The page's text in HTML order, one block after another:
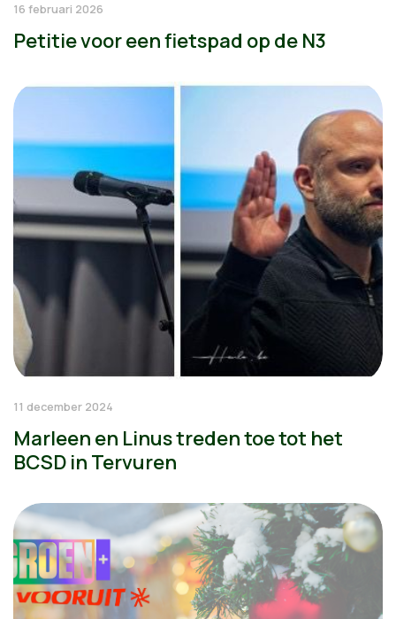
16 februari 2026
Petitie voor een fietspad op de N3
11 december 2024
Marleen en Linus treden toe tot het
BCSD in Tervuren